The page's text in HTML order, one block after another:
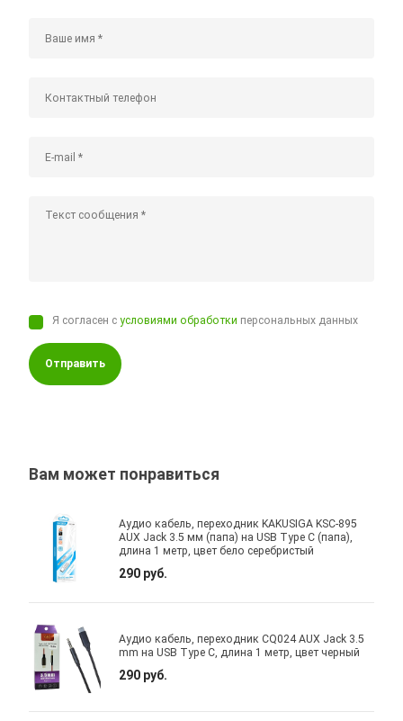
Я согласен сусловиями обработки персональных данных
Отправить
Вам может понравиться
Аудио кабель, переходник KAKUSIGA KSC-895
AUX Jack 3.5 мм (папа) на USB Type C (папа),
длина 1 метр, цвет бело серебристый
290 руб.
Аудио кабель, переходник CQ024 AUX Jack 3.5
mm на USB Type C, длина 1 метр, цвет черный
290 руб.